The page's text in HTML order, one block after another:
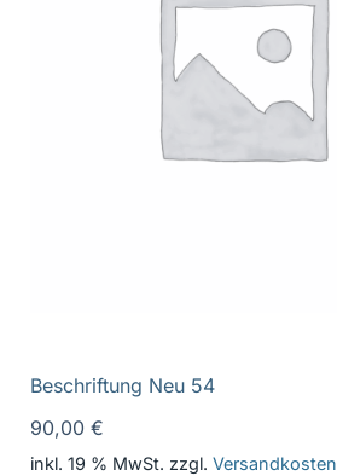
Beschriftung Neu 54
90,00 €
inkl. 19 % MwSt. zzgl. Versandkosten